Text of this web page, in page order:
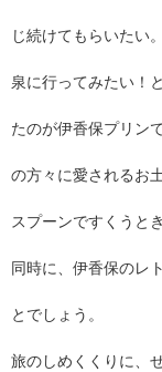
じ続けてもらいたい
泉に行ってみたい！
たのが伊香保プリン
の方々に愛されるお
スプーンですくうと
同時に、伊香保のレ
とでしょう。
旅のしめくくりに、